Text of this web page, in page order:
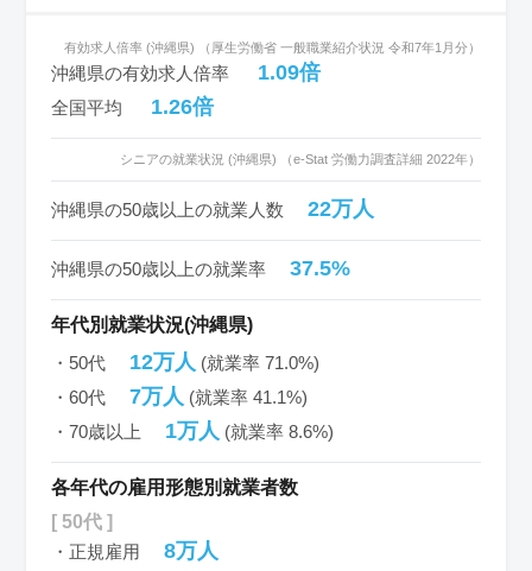
有効求人倍率 (沖縄県) （厚生労働省 一般職業紹介状況 令和7年1月分）
沖縄県の有効求人倍率 1.09倍
全国平均 1.26倍
シニアの就業状況 (沖縄県) （e-Stat 労働力調査詳細 2022年）
沖縄県の50歳以上の就業人数 22万人
沖縄県の50歳以上の就業率 37.5%
年代別就業状況(沖縄県)
・50代
12万人 (就業率 71.0%)
・60代
7万人 (就業率 41.1%)
・70歳以上
1万人 (就業率 8.6%)
各年代の雇用形態別就業者数
[ 50代 ]
・正規雇用
8万人